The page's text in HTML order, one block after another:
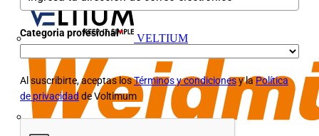
VELTIUM
Categoria profesional*
Al suscribirte, aceptas losTérminos y condicionesy laPolítica
de privacidad de Voltimum